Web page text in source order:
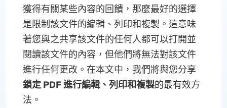
獲得有關某些內容的回饋，那麼最好的選擇
是限制該文件的編輯、列印和複製。這意味
著您與之共享該文件的任何人都可以打開並
閱讀該文件的內容，但他們將無法對該文件
進行任何更改。在本文中，我們將與您分享
鎖定 PDF 進行編輯、列印和複製的最有效方
法。